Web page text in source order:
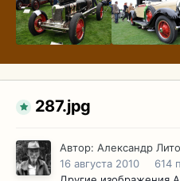
287.jpg
Автор: Александр
16 августа 2010
614